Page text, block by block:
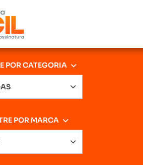
POR CATEGORIA
POR MARCA